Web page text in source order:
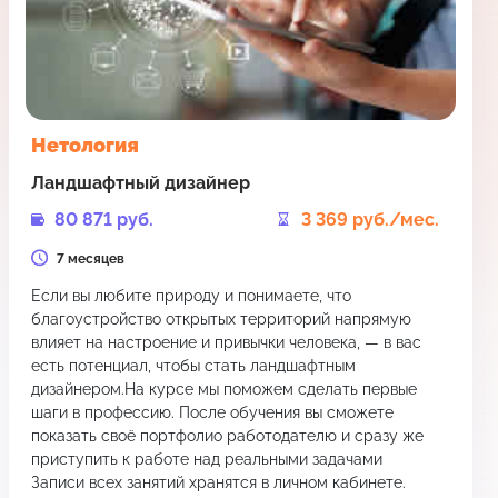
Нетология
Ландшафтный дизайнер
80 871 руб.
3 369 руб./мес.
7 месяцев
Если вы любите природу и понимаете, что
благоустройство открытых территорий напрямую
влияет на настроение и привычки человека, — в вас
есть потенциал, чтобы стать ландшафтным
дизайнером.На курсе мы поможем сделать первые
шаги в профессию. После обучения вы сможете
показать своё портфолио работодателю и сразу же
приступить к работе над реальными задачами
Записи всех занятий хранятся в личном кабинете.